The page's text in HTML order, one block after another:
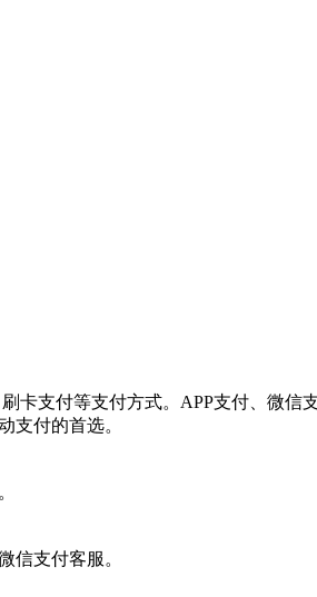
卡支付等支付方式。APP支付、微
支付的首选。
信支付客服。